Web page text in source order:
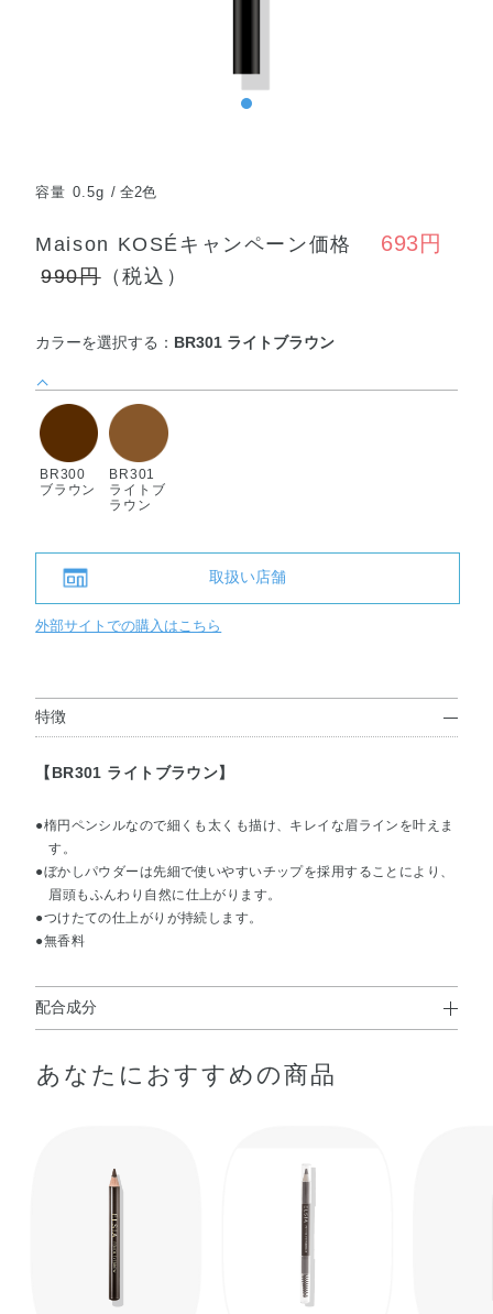
容量 0.5g 全2色
Maison KOSÉキャンペーン価格 693円
990円（税込）
カラーを選択する： BR301 ライトブラウン
BR300
ブラウン
BR301
ライトブ
ラウン
取扱い店舗
外部サイトでの購入はこちら
特徴
【BR301 ライトブラウン】
●楕円ペンシルなので細くも太くも描け、キレイな眉ラインを叶えま
す。
●ぼかしパウダーは先細で使いやすいチップを採用することにより、
眉頭もふんわり自然に仕上がります。
●つけたての仕上がりが持続します。
●無香料
配合成分
ンタステアリン酸ポリグリセリル－6・トリ（カプリル酸
酸メチルクロスポリマー・スクワラン・ジメチコン・マイ
クロクリスタリンワックス・オリーブ果実油・トコフェロ
ール・ヒアルロン酸Na・ローヤルゼリーエキス・水溶性コ
ラーゲン・BG・イソステアリン酸・イソステアロイル加水
分解コラーゲン・シリカ・ジステアルジモニウムヘクトラ
イト・セスキイソステアリン酸ソルビタン・メチコン・レ
あなたにおすすめの商品